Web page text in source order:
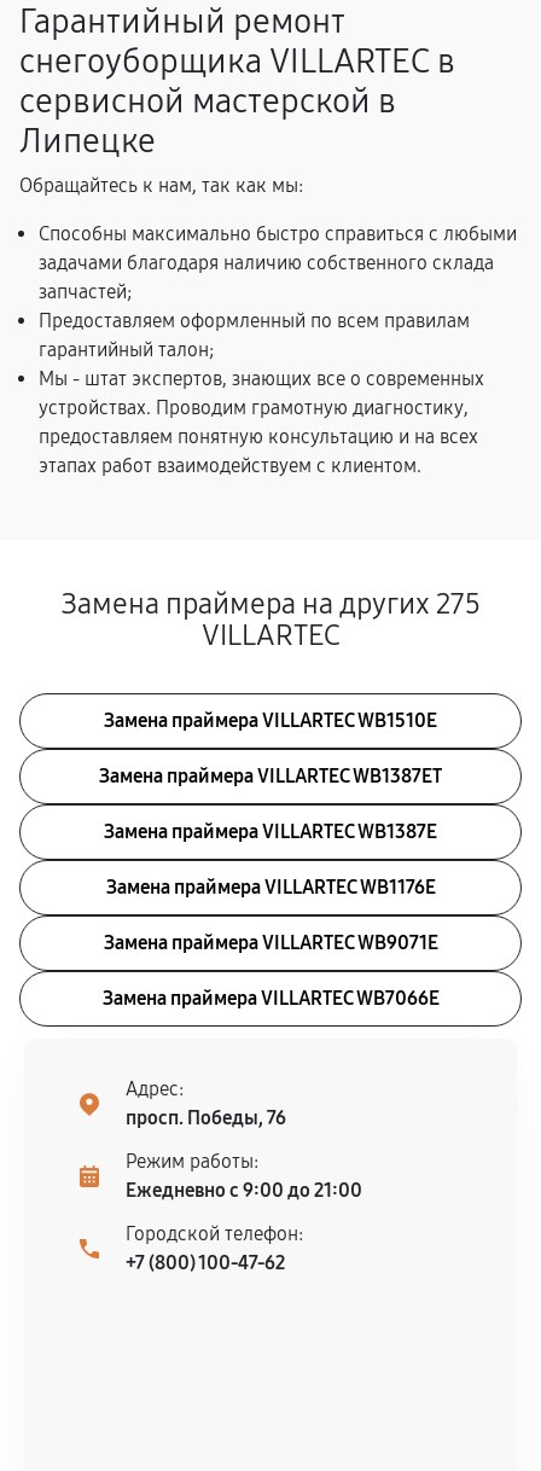
Гарантийный ремонт
снегоуборщика VILLARTEC в
сервисной мастерской в
Липецке
Обращайтесь к нам, так как мы:
Способны максимально быстро справиться с любыми
задачами благодаря наличию собственного склада
запчастей;
Предоставляем оформленный по всем правилам
гарантийный талон;
Мы - штат экспертов, знающих все о современных
устройствах. Проводим грамотную диагностику,
предоставляем понятную консультацию и на всех
этапах работ взаимодействуем с клиентом.
Замена праймера на других 275
VILLARTEC
Замена праймера VILLARTEC WB1510E
Замена праймера VILLARTEC WB1387ET
Замена праймера VILLARTEC WB1387E
Замена праймера VILLARTEC WB1176E
Замена праймера VILLARTEC WB9071E
Замена праймера VILLARTEC WB7066E
Адрес:
просп. Победы, 76
Режим работы:
Ежедневно с 9:00 до 21:00
Городской телефон:
+7 (800) 100-47-62